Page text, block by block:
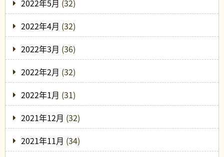
2022年5月 (32)
2022年4月 (32)
2022年3月 (36)
2022年2月 (32)
2022年1月 (31)
2021年12月 (32)
2021年11月 (34)